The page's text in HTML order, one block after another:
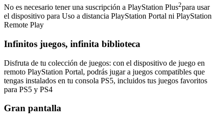
No es necesario tener una suscripción a PlayStation Plus2para usar
el dispositivo para Uso a distancia PlayStation Portal ni PlayStation
Remote Play
Infinitos juegos, infinita biblioteca
Disfruta de tu colección de juegos: con el dispositivo de juego en
remoto PlayStation Portal, podrás jugar a juegos compatibles que
tengas instalados en tu consola PS5, incluidos tus juegos favoritos
para PS5 y PS4
Gran pantalla